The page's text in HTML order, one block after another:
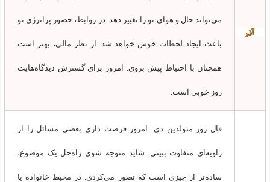
می‌تواند حال و هوای تو را تغییر دهد. در روابط، حضور پرانرژی تو
باعث ایجاد لحظات خوش خواهد شد. از نظر مالی، بهتر است
همچنان با احتیاط پیش بروی. امروز برای گسترش دیدگاه‌هایت
روز خوبی است.
فال روز متولدین دی: امروز فرصت داری بعضی مسائل را از
زاویه‌ای متفاوت ببینی. شاید متوجه شوی راه‌حل یک موضوع،
ساده‌تر از چیزی است که تصور می‌کردی. در محیط خانواده یا